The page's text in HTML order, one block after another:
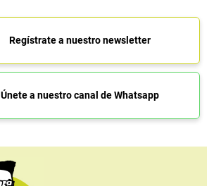
Regístrate a nuestro newsletter
Únete a nuestro canal de Whatsapp